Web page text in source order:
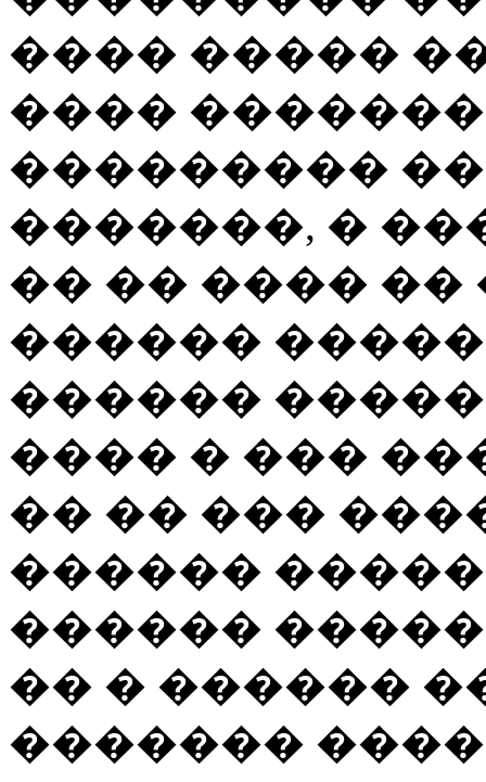
���� �����
����
���������
�������, �
�� �� ���� ��
������
������
���� � ���
�� �� ���
������
������
�� � ������
�������